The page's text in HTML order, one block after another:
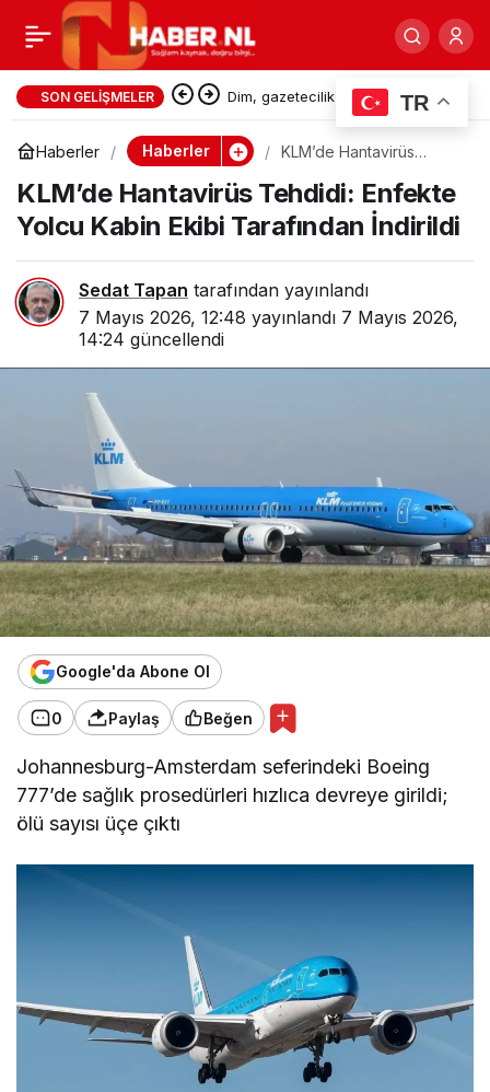
SON GELIŞMELER Dim, gazetecilik yasası taslağını
Bakan Gürlek’e sundu
Haberler Haberler
KLM’de Hantavirüs
Kabin Ekibi Tarafından
İndirildi
KLM’de Hantavirüs Tehdidi: Enfekte
Yolcu Kabin Ekibi Tarafından İndirildi
Sedat Tapan tarafından yayınlandı
7 Mayıs 2026, 12:48 yayınlandı 7 Mayıs 2026,
14:24 güncellendi
Google'da Abone Ol
0 Paylaş Beğen
Johannesburg-Amsterdam seferindeki Boeing
777’de sağlık prosedürleri hızlıca devreye girildi;
ölü sayısı üçe çıktı
YTB’nin Eğitim Hamlesi:
Yurtdışındaki
Çocuklarımızın Türkçesi
İçin öğretim programını
0 Paylaş
TR